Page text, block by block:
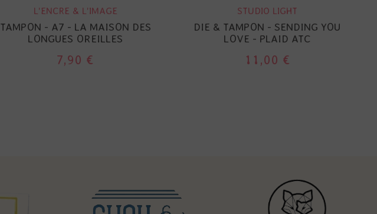
L'ENCRE & L'IMAGE
TAMPON - A7 - LA MAISON DES
LONGUES OREILLES
7,90 €
STUDIO LIGHT
DIE & TAMPON - SENDING YOU
LOVE - PLAID ATC
11,00 €